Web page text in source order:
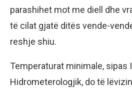
parashihet mot me diell dhe
të cilat gjatë ditës vende-
reshje shiu.
Temperaturat minimale, sipas
Hidrometerologjik, do të